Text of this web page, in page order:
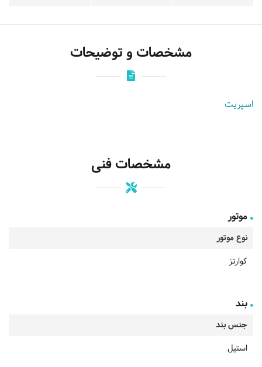
مشخصات و توضیحات
اسپریت
مشخصات فنی
موتور
نوع موتور
کوارتز
بند
جنس بند
استیل